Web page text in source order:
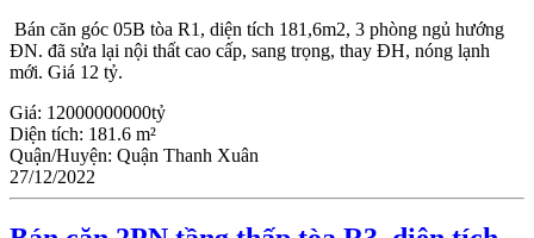
Bán căn góc 05B tòa R1, diện tích 181,6m2, 3 phòng ngủ hướng
ĐN. đã sửa lại nội thất cao cấp, sang trọng, thay ĐH, nóng lạnh
mới. Giá 12 tỷ.
Giá: 12000000000tỷ
Diện tích: 181.6 m²
Quận/Huyện: Quận Thanh Xuân
27/12/2022